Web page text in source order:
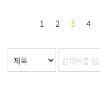
1 2 3 4